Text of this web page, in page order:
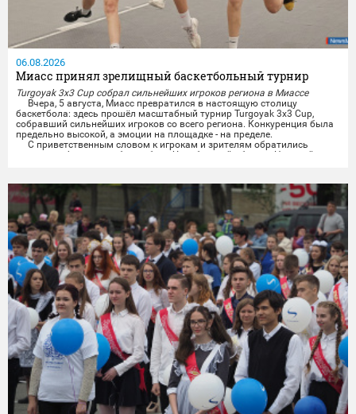
06.08.2026
Миасс принял зрелищный баскетбольный турнир
Turgoyak 3x3 Cup собрал сильнейших игроков региона в Миассе
Вчера, 5 августа, Миасс превратился в настоящую столицу
баскетбола: здесь прошёл масштабный турнир Turgoyak 3x3 Cup,
собравший сильнейших игроков со всего региона. Конкуренция была
предельно высокой, а эмоции на площадке - на пределе.
С приветственным словом к игрокам и зрителям обратились
президент федерации баскетбола Челябинской области Николай